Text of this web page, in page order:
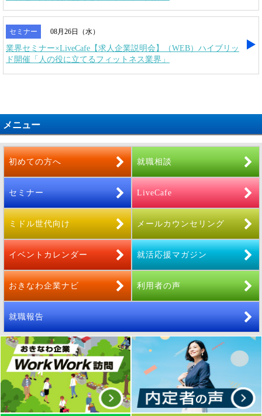
セミナー 08月26日（水）
業界セミナー×LiveCafe【求人企業説明会】（WEB）ハイブリッ
ド開催「人の役に立てるフィットネス業界」
メニュー
初めての方へ 就職相談
セミナー LiveCafe
ミドル世代向け メールカウンセリング
イベントカレンダー 就活応援マガジン
おきなわ企業ナビ 利用者の声
就職報告